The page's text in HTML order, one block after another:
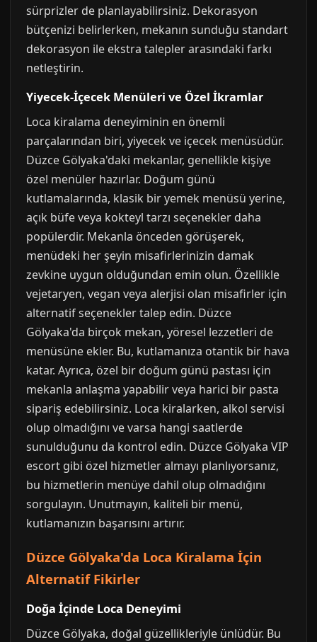
sürprizler de planlayabilirsiniz. Dekorasyon
bütçenizi belirlerken, mekanın sunduğu standart
dekorasyon ile ekstra talepler arasındaki farkı
netleştirin.
Yiyecek-İçecek Menüleri ve Özel İkramlar
Loca kiralama deneyiminin en önemli
parçalarından biri, yiyecek ve içecek menüsüdür.
Düzce Gölyaka'daki mekanlar, genellikle kişiye
özel menüler hazırlar. Doğum günü
kutlamalarında, klasik bir yemek menüsü yerine,
açık büfe veya kokteyl tarzı seçenekler daha
popülerdir. Mekanla önceden görüşerek,
menüdeki her şeyin misafirlerinizin damak
zevkine uygun olduğundan emin olun. Özellikle
vejetaryen, vegan veya alerjisi olan misafirler için
alternatif seçenekler talep edin. Düzce
Gölyaka'da birçok mekan, yöresel lezzetleri de
menüsüne ekler. Bu, kutlamanıza otantik bir hava
katar. Ayrıca, özel bir doğum günü pastası için
mekanla anlaşma yapabilir veya harici bir pasta
sipariş edebilirsiniz. Loca kiralarken, alkol servisi
olup olmadığını ve varsa hangi saatlerde
sunulduğunu da kontrol edin. Düzce Gölyaka VIP
escort gibi özel hizmetler almayı planlıyorsanız,
bu hizmetlerin menüye dahil olup olmadığını
sorgulayın. Unutmayın, kaliteli bir menü,
kutlamanızın başarısını artırır.
Düzce Gölyaka'da Loca Kiralama İçin
Alternatif Fikirler
Doğa İçinde Loca Deneyimi
Düzce Gölyaka, doğal güzellikleriyle ünlüdür. Bu